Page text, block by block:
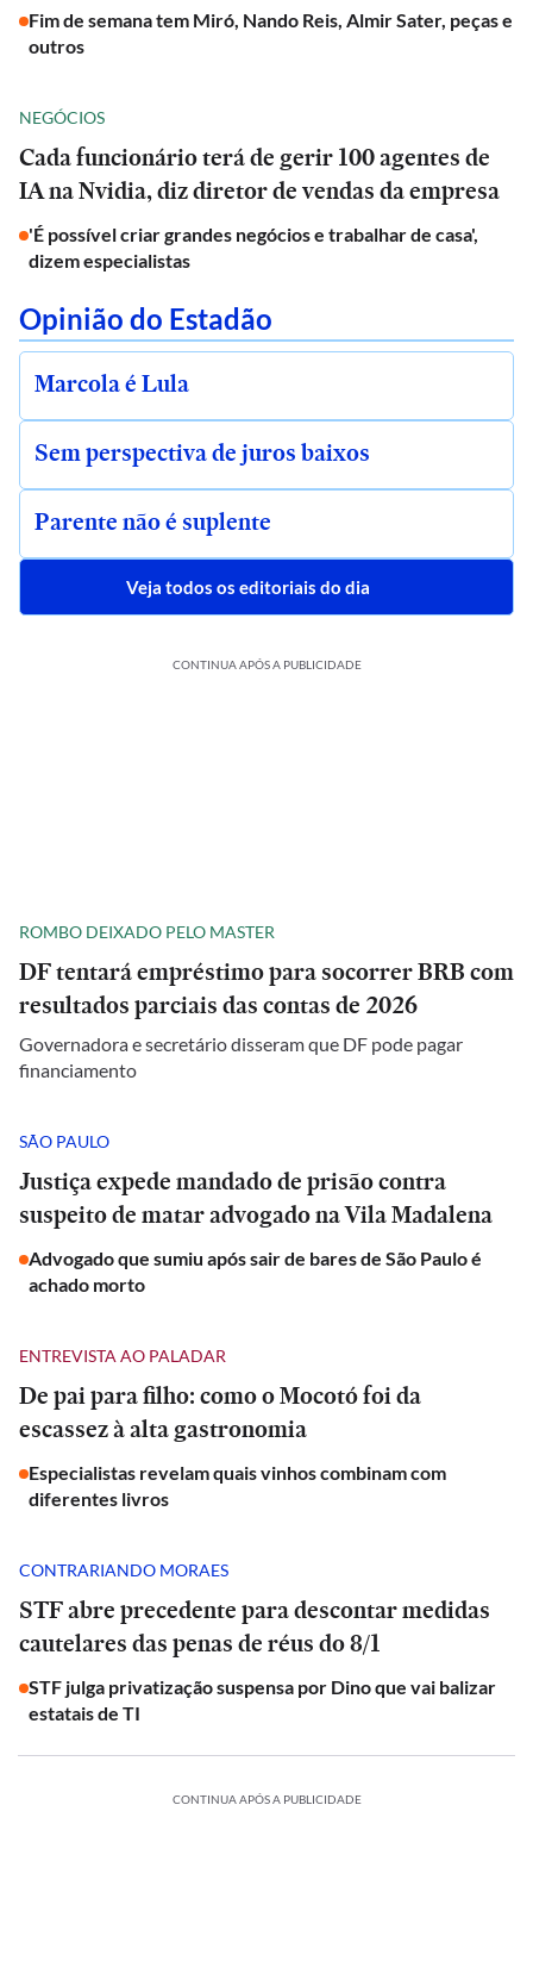
Fim de semana tem Miró, Nando Reis, Almir Sater, peças e
outros
NEGÓCIOS
Cada funcionário terá de gerir 100 agentes de
IA na Nvidia, diz diretor de vendas da empresa
'É possível criar grandes negócios e trabalhar de casa',
dizem especialistas
Opinião do Estadão
Marcola é Lula
Sem perspectiva de juros baixos
Parente não é suplente
Veja todos os editoriais do dia
CONTINUA APÓS A PUBLICIDADE
ROMBO DEIXADO PELO MASTER
DF tentará empréstimo para socorrer BRB com
resultados parciais das contas de 2026
Governadora e secretário disseram que DF pode pagar
financiamento
SÃO PAULO
Justiça expede mandado de prisão contra
suspeito de matar advogado na Vila Madalena
Advogado que sumiu após sair de bares de São Paulo é
achado morto
ENTREVISTA AO PALADAR
De pai para filho: como o Mocotó foi da
escassez à alta gastronomia
Especialistas revelam quais vinhos combinam com
diferentes livros
CONTRARIANDO MORAES
STF abre precedente para descontar medidas
cautelares das penas de réus do 8/1
STF julga privatização suspensa por Dino que vai balizar
estatais de TI
CONTINUA APÓS A PUBLICIDADE